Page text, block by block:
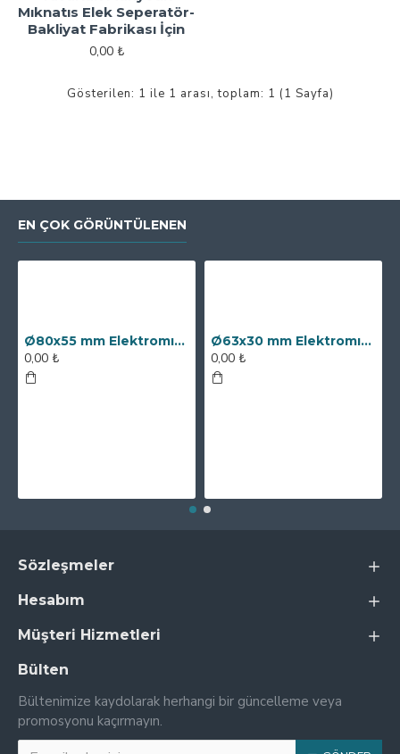
Mıknatıs Elek Seperatör-
Bakliyat Fabrikası İçin
0,00 ₺
Gösterilen: 1 ile 1 arası, toplam: 1 (1 Sayfa)
EN ÇOK GÖRÜNTÜLENEN
Ø80x55 mm Elektromıknatıs - 250 kg Çekim Gücü
0,00 ₺
Ø63x30 mm Elektromıknatıs - 100 kg Çekim Gücü
0,00 ₺
Sözleşmeler
Hesabım
Müşteri Hizmetleri
Bülten
Bültenimize kaydolarak herhangi bir güncelleme veya
promosyonu kaçırmayın.